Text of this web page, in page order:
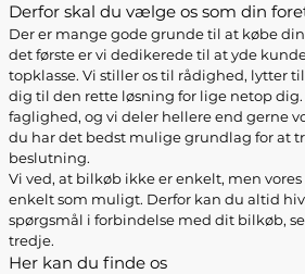
Derfor skal du vælge os som din
Der er mange gode grunde til at købe
det første er vi dedikerede til at yde
topklasse. Vi stiller os til rådighed, lytter
dig til den rette løsning for lige netop dig.
faglighed, og vi deler hellere end gerne
du har det bedst mulige grundlag for at
beslutning.
Vi ved, at bilkøb ikke er enkelt, men
enkelt som muligt. Derfor kan du altid
spørgsmål i forbindelse med dit bilkøb,
tredje.
Her kan du finde os